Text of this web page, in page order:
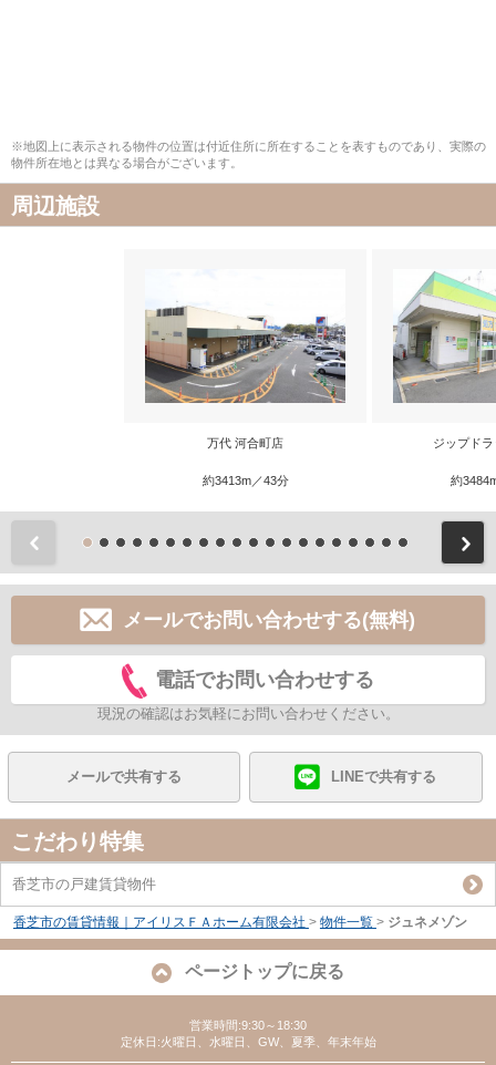
※地図上に表示される物件の位置は付近住所に所在することを表すものであり、実際の
物件所在地とは異なる場合がございます。
周辺施設
万代 河合町店
約3413m／43分
ジップド
約
メールでお問い合わせする(無料)
電話でお問い合わせする
現況の確認はお気軽にお問い合わせください。
メールで共有する LINEで共有する
こだわり特集
香芝市の戸建賃貸物件
香芝市の賃貸情報｜アイリスＦＡホーム有限会社 > 物件一覧 > ジュネメゾン
ページトップに戻る
営業時間:9:30～18:30
定休日:火曜日、水曜日、GW、夏季、年末年始